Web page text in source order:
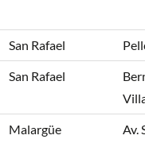
San Rafael
San Rafael
Malargüe Av.